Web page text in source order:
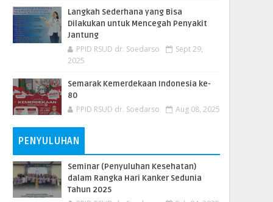
Langkah Sederhana yang Bisa
Dilakukan untuk Mencegah Penyakit
Jantung
PPID RSUD dr. Soedarso
Sept 29,
2025
Semarak Kemerdekaan Indonesia ke-
80
PPID RSUD dr. Soedarso Aug 08, 2025
PENYULUHAN
Seminar (Penyuluhan Kesehatan)
dalam Rangka Hari Kanker Sedunia
Tahun 2025